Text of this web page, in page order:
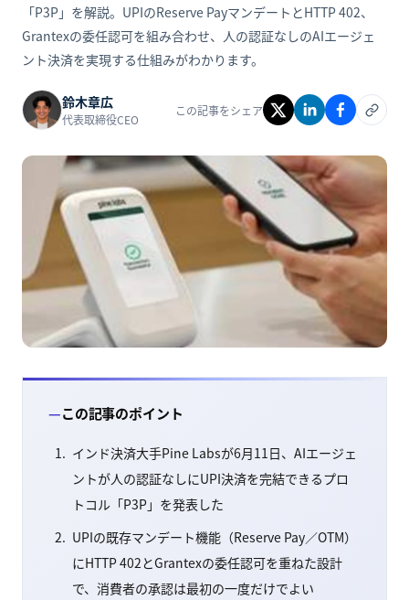
「P3P」を解説。UPIのReserve PayマンデートとHTTP 402、
Grantexの委任認可を組み合わせ、人の認証なしのAIエージェ
ント決済を実現する仕組みがわかります。
鈴木章広
代表取締役CEO
この記事をシェア
この記事のポイント
インド決済大手Pine Labsが6月11日、AIエージェ
ントが人の認証なしにUPI決済を完結できるプロ
トコル「P3P」を発表した
UPIの既存マンデート機能（Reserve Pay／OTM）
にHTTP 402とGrantexの委任認可を重ねた設計
で、消費者の承認は最初の一度だけでよい